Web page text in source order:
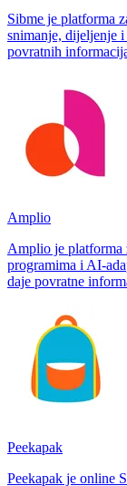
Sibme je platforma
snimanje, dijeljenje
povratnih
Amplio
Amplio je platforma
programima i AI-
daje povratne
Peekapak
Peekapak je online